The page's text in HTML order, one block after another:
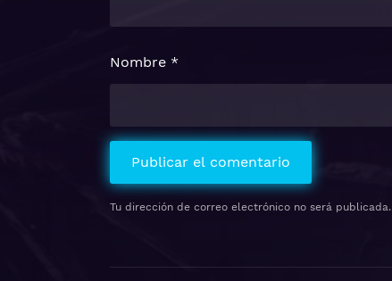
Tu dirección de correo electrónico no será publicada.
Nombre *